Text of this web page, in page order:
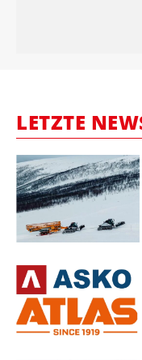
LETZTE